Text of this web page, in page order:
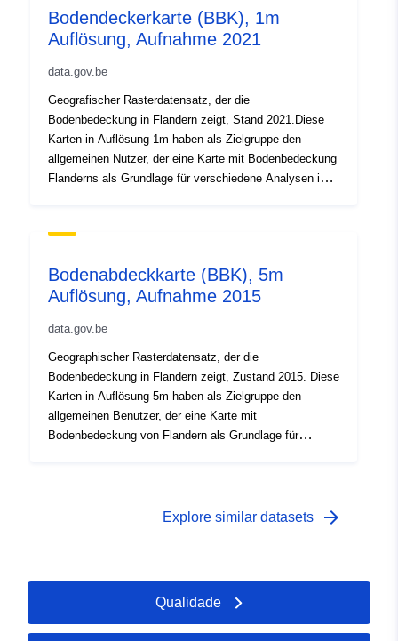
Identificadores:
d18f3b57-367b-49af-9170-
Outros
identificadores:
uriRef:
http://data.europa.eu/88u/dataset/
Direitos de
Zakres czasowy:
01 January 2021
Bodendeckerkarte (BBK), 1m
Auflösung, Aufnahme 2021
data.gov.be
Geografischer Rasterdatensatz, der die
Bodenbedeckung in Flandern zeigt, Stand 2021.Diese
Karten in Auflösung 1m haben als Zielgruppe den
allgemeinen Nutzer, der eine Karte mit Bodenbedeckung
Flanderns als Grundlage für verschiedene Analysen in
Bodenabdeckkarte (BBK), 5m
Auflösung, Aufnahme 2015
data.gov.be
Geographischer Rasterdatensatz, der die
Bodenbedeckung in Flandern zeigt, Zustand 2015. Diese
Karten in Auflösung 5m haben als Zielgruppe den
allgemeinen Benutzer, der eine Karte mit
Bodenbedeckung von Flandern als Grundlage für
Explore similar datasets arrow_forward
Qualidade